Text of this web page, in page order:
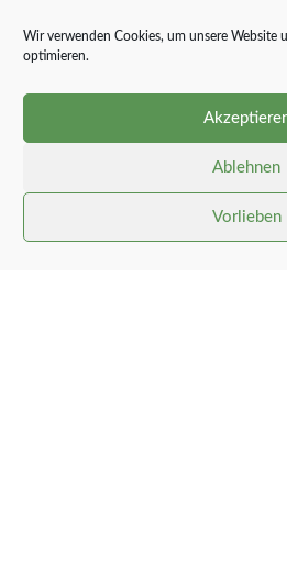
Wir verwenden Cookies, um unsere Website
optimieren.
Ablehnen
Vorlieben
„Goldenen Stern“ mit
Ausgabe der
einem üppigen Essen.
Eindrücke vom
Bildergalerie, die sich beim
ersten Bildesöffnet.